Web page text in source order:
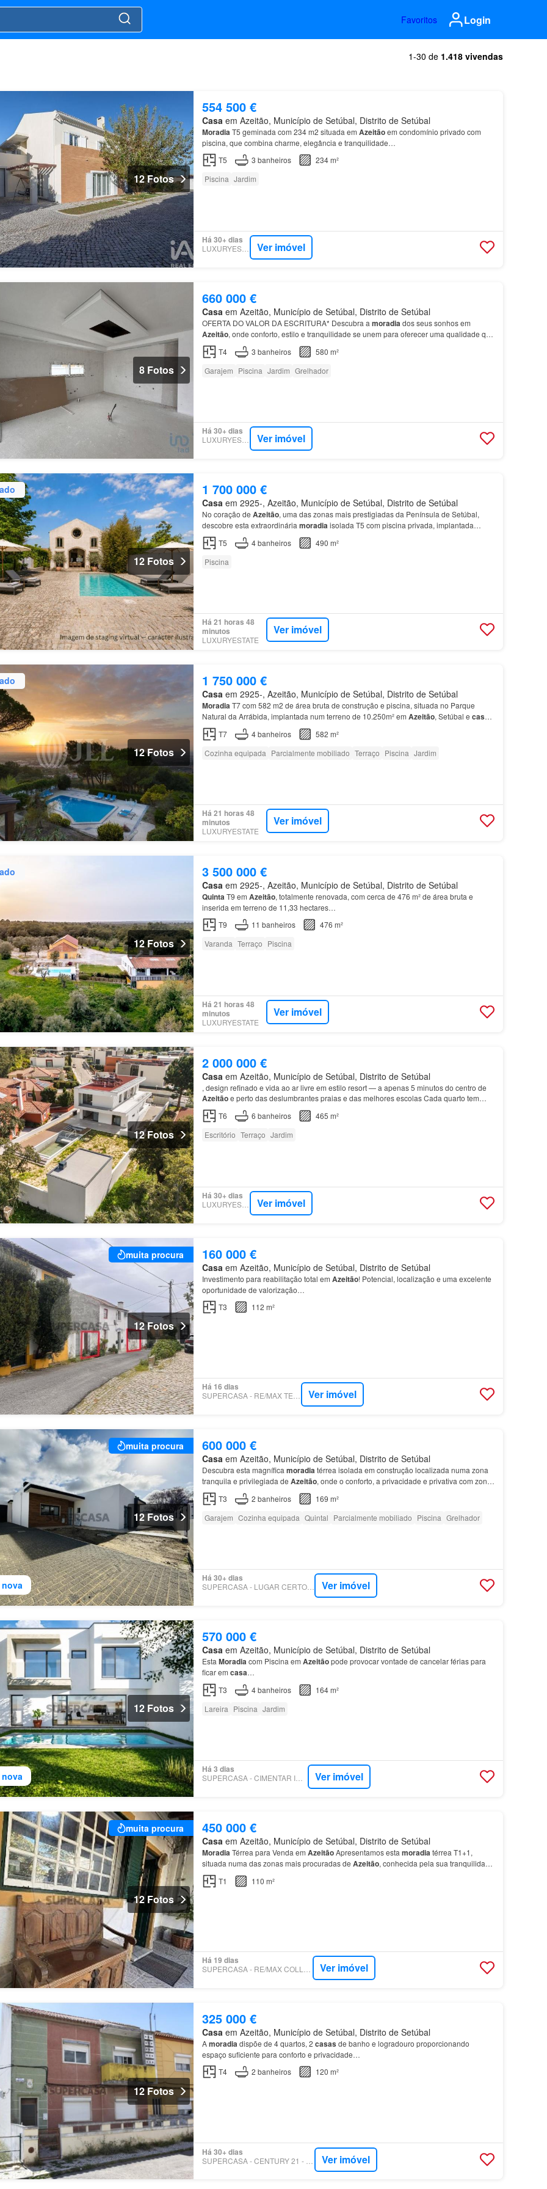
Favoritos Login
1-30 de 1.418 vivendas
12 Fotos
554 500 €
Casaem Azeitão, Município de Setúbal, Distrito de Setúbal
MoradiaT5 geminada com 234 m2 situada em Azeitãoem condomínio privado com
piscina, que combina charme, elegância e tranquilidade…
T5
3 banheiros
234 m²
Piscina Jardim
Há 30+ dias
LUXURYESTATE Ver imóvel
8 Fotos
660 000 €
Casa em Azeitão, Município de Setúbal, Distrito de Setúbal
OFERTA DO VALOR DA ESCRITURA* Descubra a moradiados seus sonhos em
Azeitão, onde conforto, estilo e tranquilidade se unem para oferecer uma qualidade que
esta
moradiaé perfeita para si?…
T4 3 banheiros
580 m²
Garajem Piscina Jardim Grelhador
Há 30+ dias
LUXURYESTATE Ver imóvel
12 Fotos
1 700 000 €
Casa em 2925-, Azeitão, Município de Setúbal, Distrito de Setúbal
No coração de Azeitão, uma das zonas mais prestigiadas da Península de Setúbal,
descobre esta extraordinária moradiaisolada T5 com piscina privada, implantada
~~Situada numa área envolvente de elevado valor paisagístico, ent…
T5 4banheiros
490 m²
Piscina
Há 21 horas 48
minutos
LUXURYESTATE
Ver imóvel
12 Fotos
1 750 000 €
Casa em 2925-, Azeitão, Município de Setúbal, Distrito de Setúbal
MoradiaT7 com 582 m2 de área bruta de construção e piscina, situada no Parque
Natural da Arrábida, implantada num terreno de 10.250m² em Azeitão, Setúbal e casa
de banho privativa, dois quartos duplos que partilham uma
T7 4banheiros
582 m²
Cozinha equipada Parcialmente mobiliado Terraço Piscina Jardim
Há 21 horas 48
minutos
LUXURYESTATE
Ver imóvel
12 Fotos
3 500 000 €
Casa em 2925-, Azeitão, Município de Setúbal, Distrito de Setúbal
QuintaT9 em Azeitão, totalmente renovada, com cerca de 476 m² de área bruta e
inserida em terreno de 11,33 hectares…
T9
11 banheiros
476 m²
Varanda Terraço Piscina
Há 21 horas 48
minutos
LUXURYESTATE
Ver imóvel
12 Fotos
2 000 000 €
Casa em Azeitão, Município de Setúbal, Distrito de Setúbal
, design refinado e vida ao ar livre em estilo resort — a apenas 5 minutos do centro de
Azeitãoe perto das deslumbrantes praias e das melhores escolas Cada quarto tem
acesso direto a um amplo terraço que rodeia toda a
T6 6 banheiros
465 m²
Escritório Terraço Jardim
Há 30+ dias
LUXURYESTATE Ver imóvel
muita procura
12 Fotos
160 000 €
Casa em Azeitão, Município de Setúbal, Distrito de Setúbal
Investimento para reabilitação total em Azeitão! Potencial, localização e uma excelente
oportunidade de valorização…
T3
112 m²
Há 16 dias
Ver imóvel
muita procura
12 Fotos
600 000 €
Casa em Azeitão, Município de Setúbal, Distrito de Setúbal
Descubra esta magnífica moradiatérrea isolada em construção localizada numa zona
tranquila e privilegiada de Azeitão, onde o conforto, a privacidade e privativa com zona
de lazer envolvente Sala ampla em open space com AC e…
T3 2 banheiros
169 m²
Garajem Cozinha equipada Quintal Parcialmente mobiliado Piscina Grelhador
Há 30+ dias
SUPERCASA - LUGAR CERTO MEDIAÇÃO IMOBILIÁRIA Ver imóvel
12 Fotos
570 000 €
Casa em Azeitão, Município de Setúbal, Distrito de Setúbal
Esta Moradiacom Piscina em Azeitãopode provocar vontade de cancelar férias para
ficar em casa…
T3
4banheiros
164 m²
Lareira Piscina Jardim
Há 3 dias
SUPERCASA - CIMENTAR IDEIAS REAL ESTATE Ver imóvel
muita procura
12 Fotos
450 000 €
Casa em Azeitão, Município de Setúbal, Distrito de Setúbal
MoradiaTérrea para Venda em AzeitãoApresentamos esta moradiatérrea T1+1,
situada numa das zonas mais procuradas de Azeitão, conhecida pela sua tranquilidade
Single-Storey
T1 110 m²
Há 19 dias
Ver imóvel
12 Fotos
325 000 €
Casa em Azeitão, Município de Setúbal, Distrito de Setúbal
Amoradiadispõe de 4 quartos, 2 casas de banho e logradouro proporcionando
espaço suficiente para conforto e privacidade…
T4
2 banheiros 120 m²
Há 30+ dias
Ver imóvel